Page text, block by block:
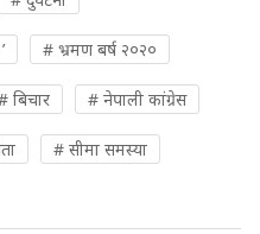
# भ्रमण बर्ष २०२०
बिचार # नेपाली कांग्रेस
# सीमा समस्या